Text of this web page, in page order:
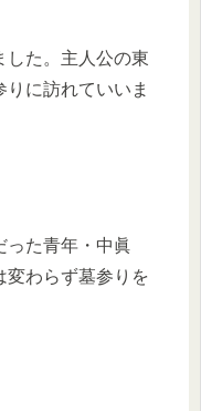
した。主人公の東
に訪れていいま
った青年・中眞
変わらず墓参りを